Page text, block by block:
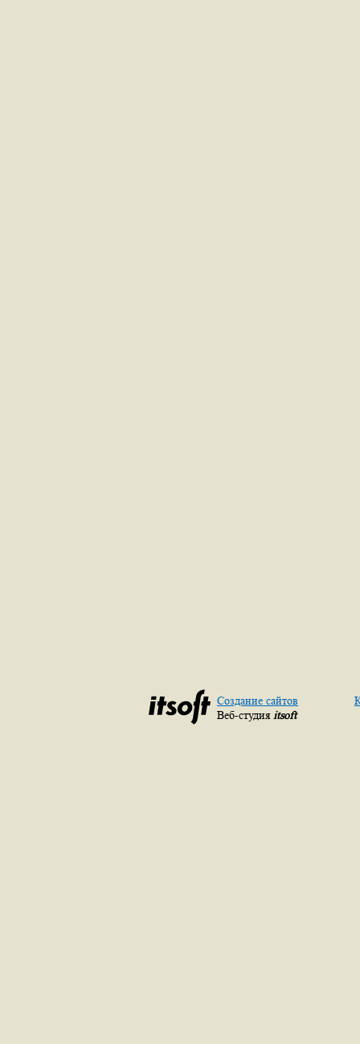
Создание сайтов
Веб-студия itsoft